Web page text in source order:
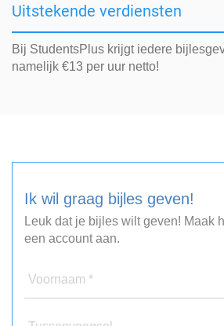
Uitstekende verdiensten
Bij StudentsPlus krijgt iedere
namelijk €13 per uur netto!
Ik wil graag bijles geven!
Leuk dat je bijles wilt geven! Maak
een account aan.
Voornaam *